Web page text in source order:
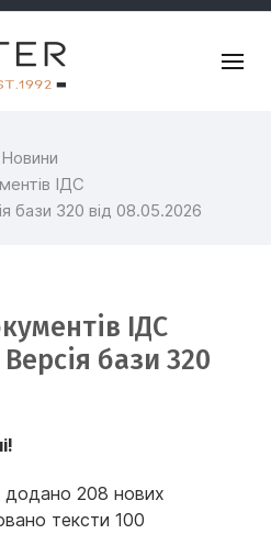
Новини
ІДС
320 від 08.05.2026
ІДС
бази 320
додано 208 нових
тексти 100